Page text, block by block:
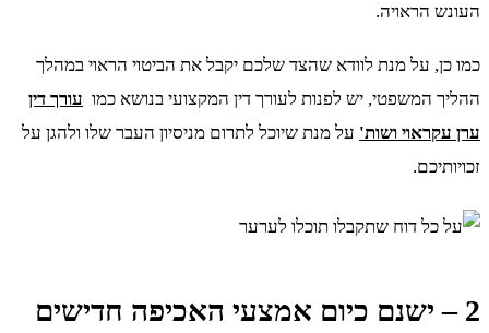
העונש הראויה.
כמו כן, על מנת לוודא שהצד שלכם יקבל את הביטוי הראוי במהלך
ההליך המשפטי, יש לפנות לעורך דין המקצועי בנושא כמו עורך דין
ערן עקראוי ושות' על מנת שיוכל לתרום מניסיון העבר שלו ולהגן על
זכויותיכם.
2 – ישנם כיום אמצעי האכיפה חדישים